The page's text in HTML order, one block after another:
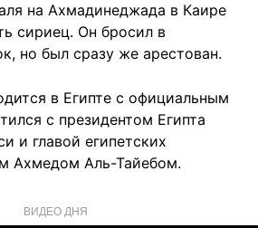
на Ахмадинеджада в Каире
сириец. Он бросил в
но был сразу же арестован.
в Египте с официальным
с президентом Египта
и главой египетских
Ахмедом Аль-Тайебом.
ВИДЕО ДНЯ